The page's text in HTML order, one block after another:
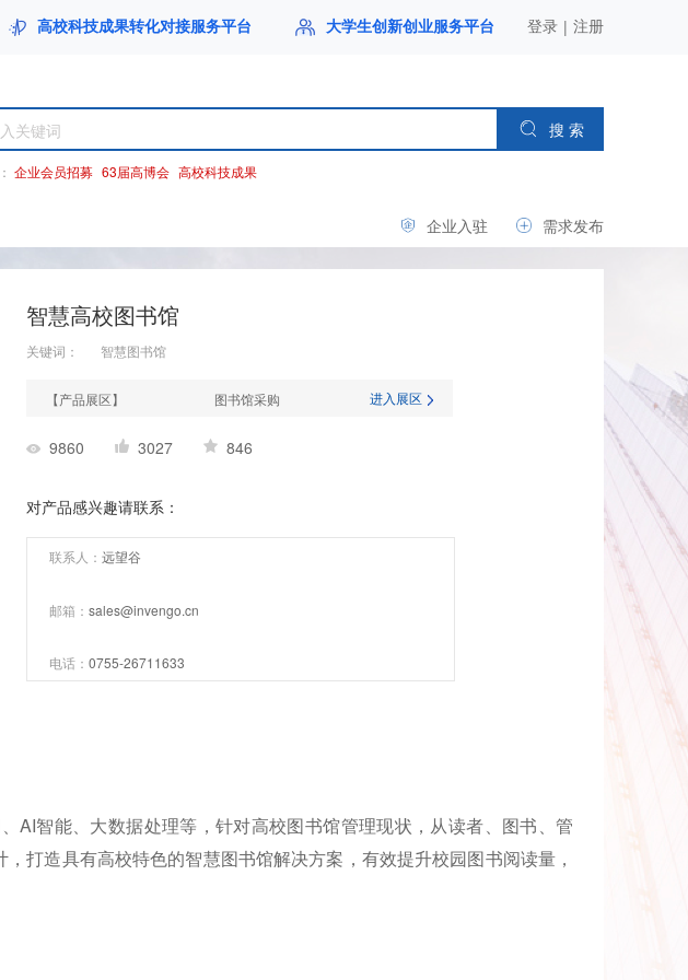
高校科技成果转化对接服务平台 大学生创新创业服务平台 登录 | 注册
搜 索
企业会员招募 63届高博会 高校科技成果
企业入驻 需求发布
智慧高校图书馆
关键词： 智慧图书馆
【产品展区】 图书馆采购 进入展区
9860 3027 846
对产品感兴趣请联系：
联系人： 远望谷
邮箱： sales@invengo.cn
电话： 0755-26711633
AI智能、大数据处理等，针对高校图书馆管理现状，从读者、图书、管
打造具有高校特色的智慧图书馆解决方案，有效提升校园图书阅读量，